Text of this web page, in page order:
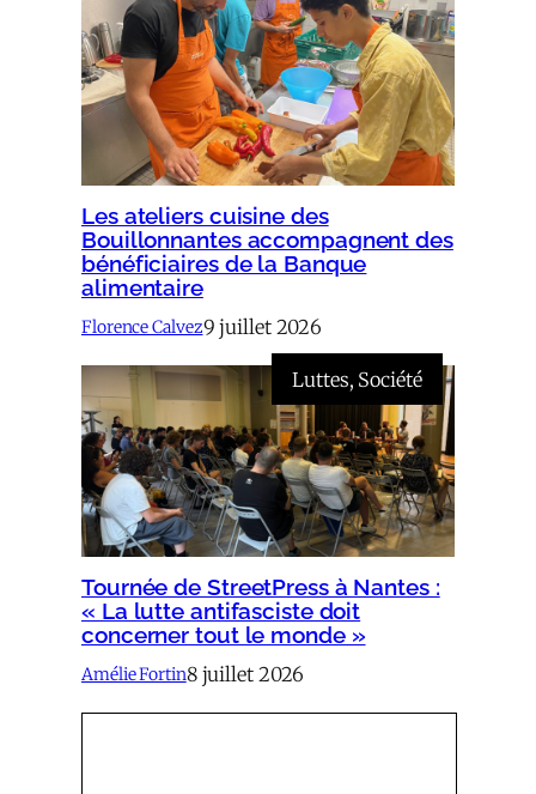
Les ateliers cuisine des
Bouillonnantes accompagnent des
bénéficiaires de la Banque
alimentaire
Florence Calvez9 juillet 2026
Luttes, Société
Tournée de StreetPress à Nantes :
« La lutte antifasciste doit
concerner tout le monde »
Amélie Fortin8 juillet 2026